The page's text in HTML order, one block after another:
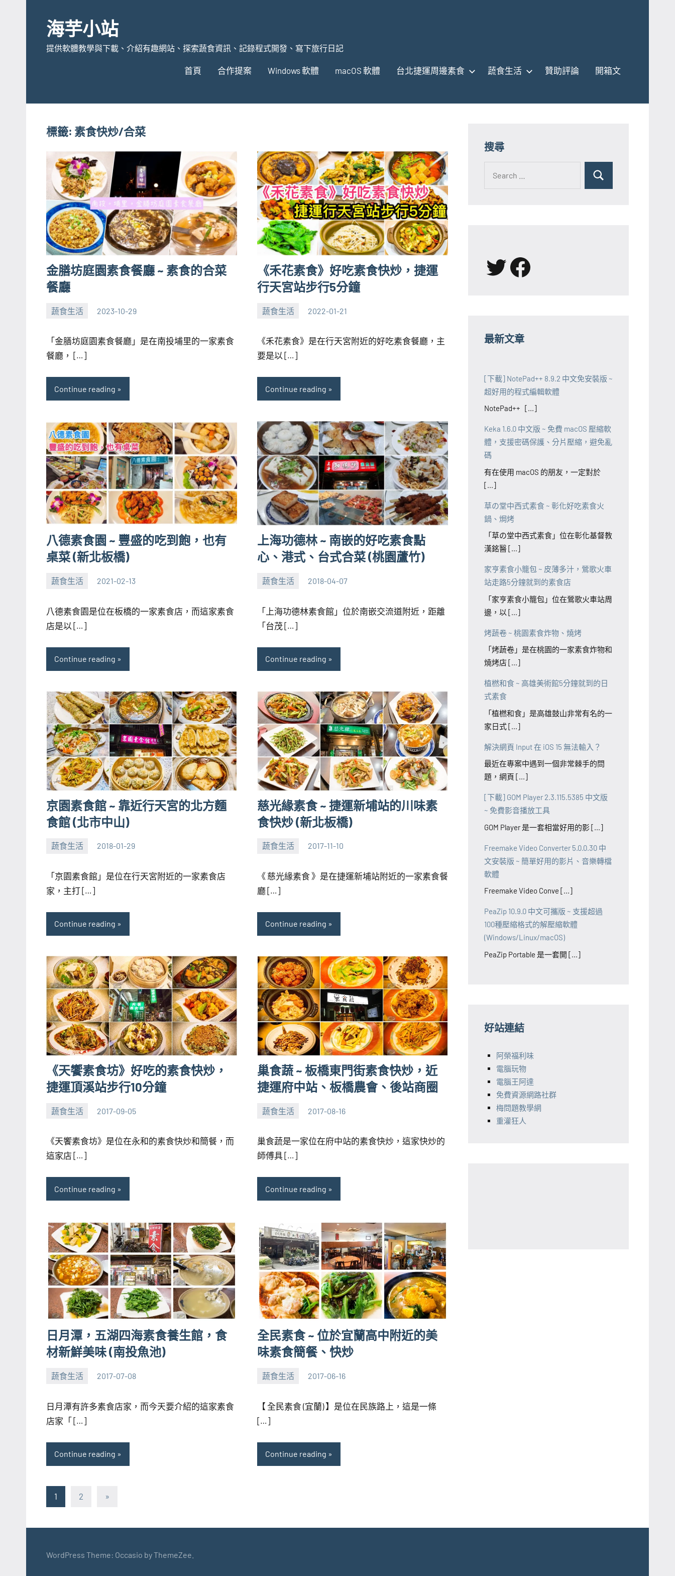
content海芋小站
提供軟體教學與下載、介紹有趣網站、探索蔬食資訊、記錄程式開發、寫下旅行日記
首頁 合作提案 Windows 軟體 macOS 軟體 台北捷運周邊素食 蔬食生活 贊助評論 開箱文
標籤: 素食快炒/合菜
金膳坊庭園素食餐廳 ~ 素食的合菜
餐廳
蔬食生活 2023-10-29
張
芋
No
「金膳坊庭園素食餐廳」是在南投埔里的一家素食
餐廳， […]
Continue reading
《禾花素食》好吃素食快炒，捷運
行天宮站步行5分鐘
蔬食生活 2022-01-21
張
芋
No
《禾花素食》是在行天宮附近的好吃素食餐廳，主
要是以 […]
Continue reading
八德素食園 ~ 豐盛的吃到飽，也有
桌菜 (新北板橋)
蔬食生活 2021-02-13
張
芋
No
八德素食園是位在板橋的一家素食店，而這家素食
店是以 […]
Continue reading
上海功德林 ~ 南嵌的好吃素食點
心、港式、台式合菜 (桃園蘆竹)
蔬食生活 2018-04-07
張
芋
No
「上海功德林素食館」位於南嵌交流道附近，距離
「台茂 […]
Continue reading
京園素食館 ~ 靠近行天宮的北方麵
食館 (北市中山)
蔬食生活 2018-01-29
張
芋
No
「京園素食館」是位在行天宮附近的一家素食店
家，主打 […]
Continue reading
慈光緣素食 ~ 捷運新埔站的川味素
食快炒 (新北板橋)
蔬食生活 2017-11-10
張
芋
《 慈光緣素食 》是在捷運新埔站附近的一家素食餐
廳 […]
Continue reading
《天饗素食坊》好吃的素食快炒，
捷運頂溪站步行10分鐘
蔬食生活 2017-09-05
張
芋
No
《天饗素食坊》是位在永和的素食快炒和簡餐，而
這家店 […]
Continue reading
巢食蔬 ~ 板橋東門街素食快炒，近
捷運府中站、板橋農會、後站商圈
蔬食生活 2017-08-16
張
芋
巢食蔬是一家位在府中站的素食快炒，這家快炒的
師傅具 […]
Continue reading
日月潭，五湖四海素食養生館，食
材新鮮美味 (南投魚池)
蔬食生活 2017-07-08
張
芋
No
日月潭有許多素食店家，而今天要介紹的這家素食
店家「 […]
Continue reading
全民素食 ~ 位於宜蘭高中附近的美
味素食簡餐、快炒
蔬食生活 2017-06-16
張
芋
No
【 全民素食 (宜蘭) 】是位在民族路上，這是一條
[…]
Continue reading
文
頁
1 2
Next
»
搜尋
for:
Search
X Facebook
最新文章
[下載] NotePad++ 8.9.2 中文免安裝版 ~
超好用的程式編輯軟體
NotePad++ [...]
Keka 1.6.0 中文版 ~ 免費 macOS 壓縮軟
體，支援密碼保護、分片壓縮，避免亂
碼
有在使用 macOS 的朋友，一定對於
[...]
草の堂中西式素食 ~ 彰化好吃素食火
鍋、焗烤
「草の堂中西式素食」位在彰化基督教
漢銘醫 [...]
家亨素食小籠包 ~ 皮薄多汁，鶯歌火車
站走路5分鐘就到的素食店
「家亨素食小籠包」位在鶯歌火車站周
邊，以 [...]
烤蔬卷 ~ 桃園素食炸物、燒烤
「烤蔬卷」是在桃園的一家素食炸物和
燒烤店 [...]
植橪和食 ~ 高雄美術館5分鐘就到的日
式素食
「植橪和食」是高雄鼓山非常有名的一
家日式 [...]
解決網頁 Input 在 iOS 15 無法輸入？
最近在專案中遇到一個非常棘手的問
題，網頁 [...]
[下載] GOM Player 2.3.115.5385 中文版
~ 免費影音播放工具
GOM Player 是一套相當好用的影 [...]
Freemake Video Converter 5.0.0.30 中
文安裝版 ~ 簡單好用的影片、音樂轉檔
軟體
Freemake Video Conve [...]
PeaZip 10.9.0 中文可攜版 ~ 支援超過
100種壓縮格式的解壓縮軟體
(Windows/Linux/macOS)
PeaZip Portable 是一套開 [...]
好站連結
阿榮福利味
電腦玩物
電腦王阿達
免費資源網路社群
梅問題教學網
重灌狂人
WordPress Theme: Occasio by ThemeZee.